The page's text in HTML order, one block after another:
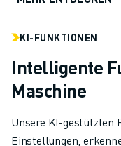
KI-FUNKTIONEN
Intelligente
Maschine
Unsere KI-gestützten
Einstellungen,